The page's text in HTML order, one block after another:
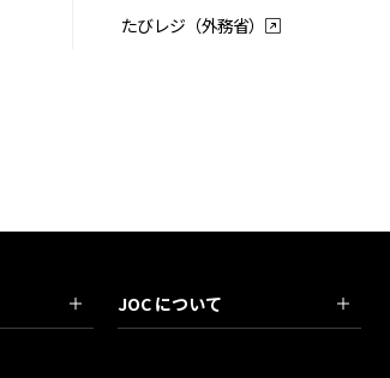
たびレジ（外務省）
JOC について